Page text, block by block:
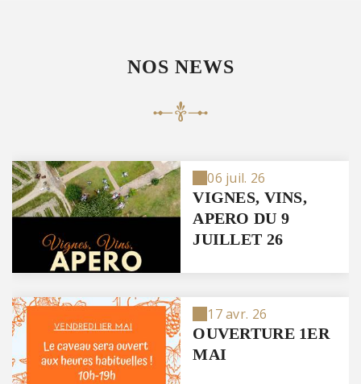
NOS NEWS
06 juil. 26
VIGNES, VINS,
APERO DU 9
JUILLET 26
17 avr. 26
OUVERTURE 1ER
MAI